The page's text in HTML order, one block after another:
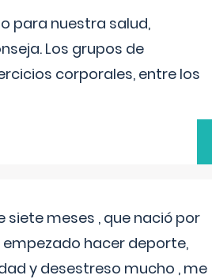
para nuestra salud,
Los grupos de
corporales, entre los
siete meses , que nació por
hacer deporte,
y desestreso mucho , me